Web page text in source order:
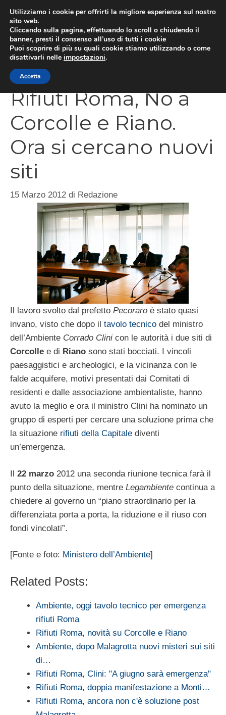
contenuto
Rifiuti Roma, No a
Corcolle e Riano.
Ora si cercano nuovi
siti
15 Marzo 2012 di Redazione
Il lavoro svolto dal prefetto Pecoraro è stato quasi
invano, visto che dopo il tavolo tecnico del ministro
dell’Ambiente Corrado Clini con le autorità i due siti di
Corcolle e di Riano sono stati bocciati. I vincoli
paesaggistici e archeologici, e la vicinanza con le
falde acquifere, motivi presentati dai Comitati di
residenti e dalle associazione ambientaliste, hanno
avuto la meglio e ora il ministro Clini ha nominato un
gruppo di esperti per cercare una soluzione prima che
la situazione rifiuti della Capitale diventi
un’emergenza.
Il 22 marzo 2012 una seconda riunione tecnica farà il
punto della situazione, mentre Legambiente continua a
chiedere al governo un “piano straordinario per la
differenziata porta a porta, la riduzione e il riuso con
fondi vincolati”.
[Fonte e foto: Ministero dell’Ambiente]
Related Posts:
Ambiente, oggi tavolo tecnico per emergenza
rifiuti Roma
Rifiuti Roma, novità su Corcolle e Riano
Ambiente, dopo Malagrotta nuovi misteri sui siti
di…
Rifiuti Roma, Clini: "A giugno sarà emergenza"
Rifiuti Roma, doppia manifestazione a Monti…
Rifiuti Roma, ancora non c'è soluzione post
Utilizziamo i cookie per offrirti la migliore esperienza sul nostro
sito web.
Cliccando sulla pagina, effettuando lo scroll o chiudendo il
banner, presti il consenso all’uso di tutti i cookie
Puoi scoprire di più su quali cookie stiamo utilizzando o come
disattivarli nelle impostazioni.
Accetta